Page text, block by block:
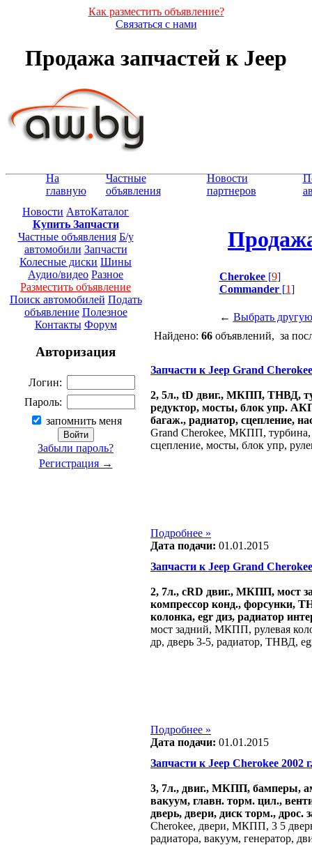
Как разместить объявление?
Связаться с нами
Продажа запчастей к Jeep
На
главную
Частные
объявления
Новости
партнеров
Новости АвтоКаталог
Купить Запчасти
Частные объявления Б/у
автомобили Запчасти
Колесные диски Шины
Аудио/видео Разное
Разместить объявление
Поиск автомобилей Подать
объявление Полезное
Контакты Форум
Авторизация
Логин:
Пароль:
запомнить меня
Забыли пароль?
Регистрация →
Cherokee[9]
Commander[1]
← Выбрать
Найдено: 66объявлений, за
Запчасти к Jeep Grand
2, 5л., tD двиг., МКПП, ТНВД,
редуктор, мосты, блок упр.
багаж., радиатор, сцепление,
Grand Cherokee, МКПП, турбина,
сцепление, мосты, блок упр,
Подробнее »
Дата подачи: 01.01.2015
Запчасти к Jeep Grand
2, 7л., cRD двиг., МКПП, мост
компрессор конд., форсунки,
колонка, egr диз, радиатор
мост задний, МКПП, рулевая
др, дверь 3-5, радиатор, ТНВД,
Подробнее »
Дата подачи: 01.01.2015
Запчасти к Jeep Cherokee 2002
3, 7л., двиг., МКПП, бамперы,
вакуум, главн. торм. цил.,
дверь, двери, диск торм., дрос.
Cherokee, двери, МКПП, 3 5
радиатора, вакуум, генератор,